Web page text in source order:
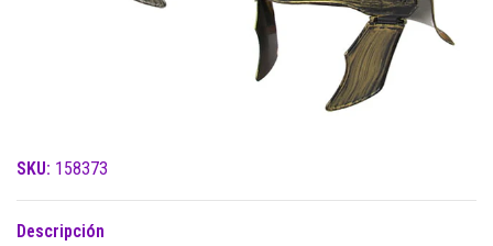
SKU: 158373
Descripción